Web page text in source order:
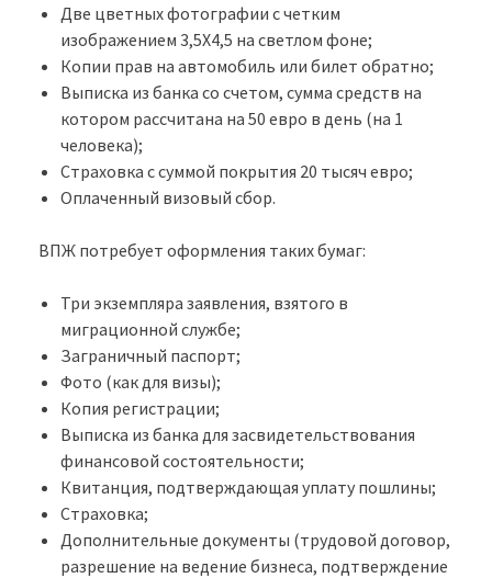
Две цветных фотографии с четким
изображением 3,5Х4,5 на светлом фоне;
Копии прав на автомобиль или билет обратно;
Выписка из банка со счетом, сумма средств на
котором рассчитана на 50 евро в день (на 1
человека);
Страховка с суммой покрытия 20 тысяч евро;
Оплаченный визовый сбор.
ВПЖ потребует оформления таких бумаг:
Три экземпляра заявления, взятого в
миграционной службе;
Заграничный паспорт;
Фото (как для визы);
Копия регистрации;
Выписка из банка для засвидетельствования
финансовой состоятельности;
Квитанция, подтверждающая уплату пошлины;
Страховка;
Дополнительные документы (трудовой договор,
разрешение на ведение бизнеса, подтверждение